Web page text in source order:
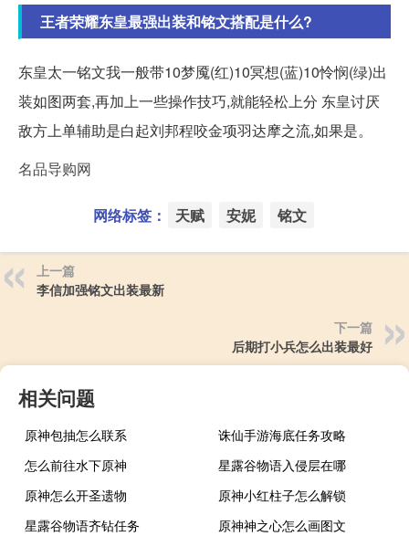
王者荣耀东皇最强出装和铭文搭配是什么?
东皇太一铭文我一般带10梦魇(红)10冥想(蓝)10怜悯(绿)出
装如图两套,再加上一些操作技巧,就能轻松上分 东皇讨厌
敌方上单辅助是白起刘邦程咬金项羽达摩之流,如果是。
名品导购网
网络标签： 天赋 安妮 铭文
上一篇
李信加强铭文出装最新
下一篇
后期打小兵怎么出装最好
相关问题
原神包抽怎么联系
诛仙手游海底任务攻略
怎么前往水下原神
星露谷物语入侵层在哪
原神怎么开圣遗物
原神小红柱子怎么解锁
星露谷物语齐钻任务
原神神之心怎么画图文